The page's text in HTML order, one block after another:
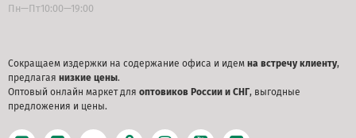
Пн—Пт10:00—19:00
Сокращаем издержки на содержание офиса и идем на встречу клиенту,
предлагая низкие цены.
Оптовый онлайн маркет для оптовиков России и СНГ, выгодные
предложения и цены.